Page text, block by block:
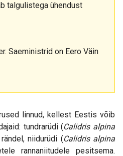
talgulistega ühendust
Saeministrid on Eero Väin
linnud, kellest Eestis võib
tundrarüdi (Calidris alpina
niidurüdi (Calidris alpina
rannaniitudele pesitsema.